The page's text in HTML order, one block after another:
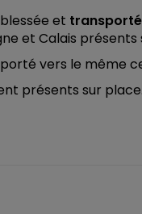
et
et Calais présents
vers le même
présents sur place.